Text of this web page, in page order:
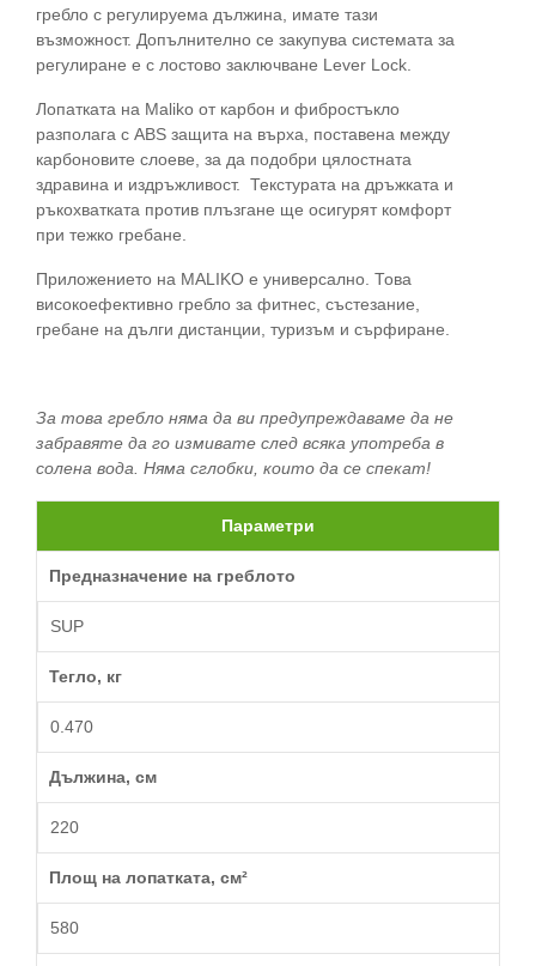
гребло с регулируема дължина, имате тази
възможност. Допълнително се закупува системата за
регулиране е с лостово заключване Lever Lock.
Лопатката на Maliko от карбон и фибростъкло
разполага с ABS защита на върха, поставена между
карбоновите слоеве, за да подобри цялостната
здравина и издръжливост. Текстурата на дръжката и
ръкохватката против плъзгане ще осигурят комфорт
при тежко гребане.
Приложението на MALIKO е универсално. Това
високоефективно гребло за фитнес, състезание,
гребане на дълги дистанции, туризъм и сърфиране.
За това гребло няма да ви предупреждаваме да не
забравяте да го измивате след всяка употреба в
солена вода. Няма сглобки, които да се спекат!
Параметри
Предназначение на греблото
SUP
Тегло, кг
0.470
Дължина, см
220
Площ на лопатката, см²
580